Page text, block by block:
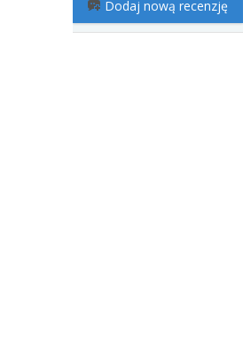
Dodaj nową recenzję